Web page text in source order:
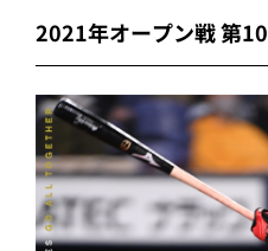
2021年オープン戦 第